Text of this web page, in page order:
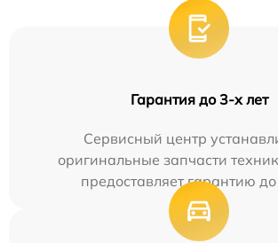
Гарантия до 3-х лет
Сервисный центр
оригинальные запчасти
предоставляет гарантию до